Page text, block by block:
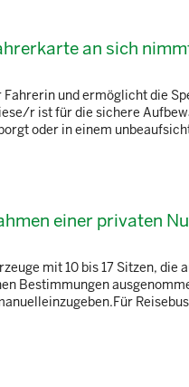
an sich
und ermöglicht die
r ist für die sichere
oder in einem
einer privaten
mit 10 bis 17 Sitzen,
Bestimmungen